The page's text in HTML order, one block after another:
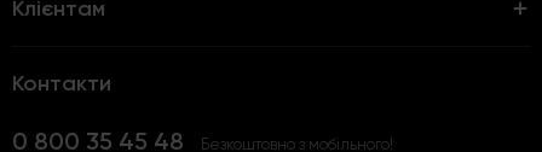
Клієнтам
Контакти
0 800 35 45 48 Безкоштовно з мобільного!